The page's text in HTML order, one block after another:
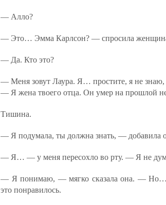
— Алло?
— Это… Эмма Карлсон? — спросила
— Да. Кто это?
— Меня зовут Лаура. Я… простите, я не знаю,
— Я жена твоего отца. Он умер на прошлой
Тишина.
— Я подумала, ты должна знать, — добавила
— Я… — у меня пересохло во рту. — Я не
— Я понимаю, — мягко сказала она. —
это понравилось.